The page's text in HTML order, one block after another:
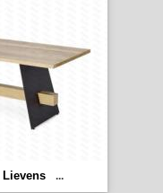
Lievens ...